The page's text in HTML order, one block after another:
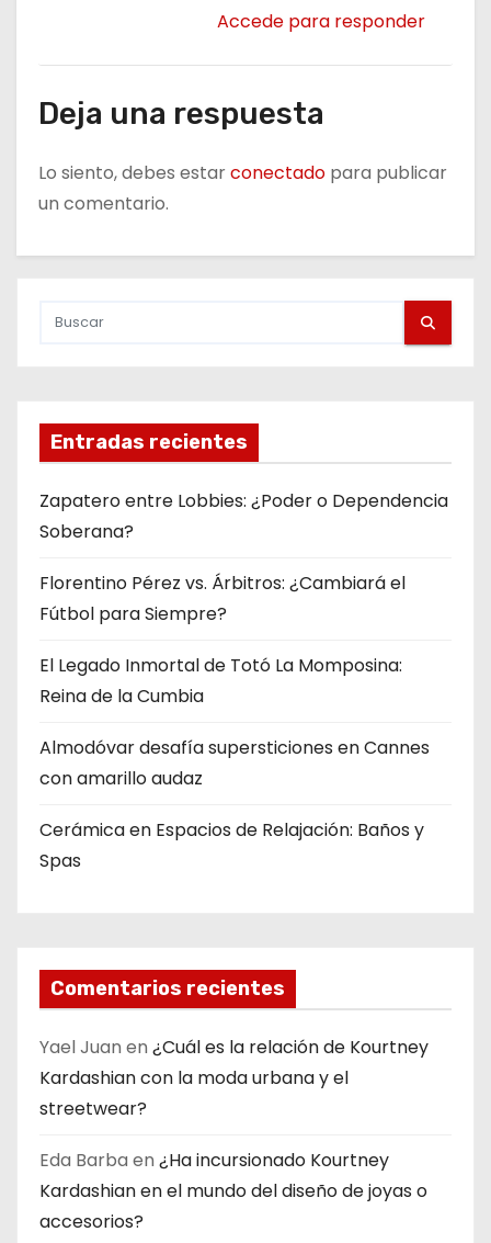
Accede para responder
Deja una respuesta
Lo siento, debes estarconectado para publicar
un comentario.
Entradas recientes
Zapatero entre Lobbies: ¿Poder o Dependencia
Soberana?
Florentino Pérez vs. Árbitros: ¿Cambiará el
Fútbol para Siempre?
El Legado Inmortal de Totó La Momposina:
Reina de la Cumbia
Almodóvar desafía supersticiones en Cannes
con amarillo audaz
Cerámica en Espacios de Relajación: Baños y
Spas
Comentarios recientes
Yael Juan en ¿Cuál es la relación de Kourtney
Kardashian con la moda urbana y el
streetwear?
Eda Barba en ¿Ha incursionado Kourtney
Kardashian en el mundo del diseño de joyas o
accesorios?